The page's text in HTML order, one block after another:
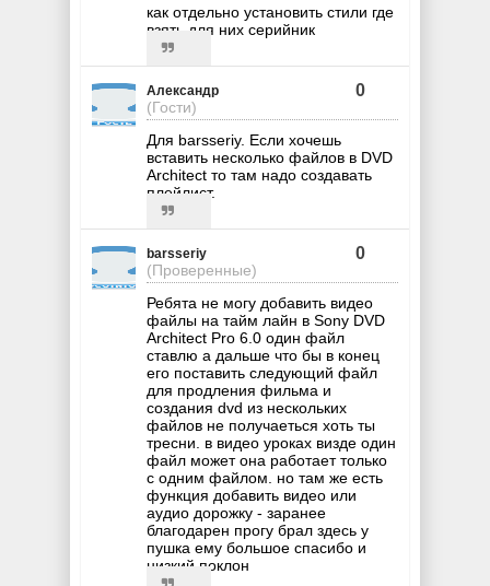
как отдельно установить стили где
взять для них серийник
Александр
(Гости)
0
Для barsseriy. Если хочешь
вставить несколько файлов в DVD
Architect то там надо создавать
плейлист.
barsseriy
(Проверенные)
0
Ребята не могу добавить видео
файлы на тайм лайн в Sony DVD
Architect Pro 6.0 один файл
ставлю а дальше что бы в конец
его поставить следующий файл
для продления фильма и
создания dvd из нескольких
файлов не получаеться хоть ты
тресни. в видео уроках визде один
файл может она работает только
с одним файлом. но там же есть
функция добавить видео или
аудио дорожку - заранее
благодарен прогу брал здесь у
пушка ему большое спасибо и
низкий поклон